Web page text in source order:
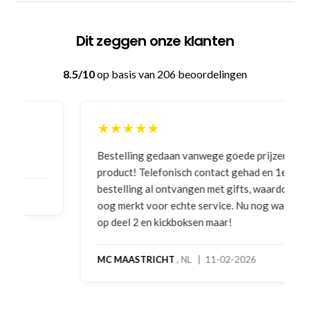
Dit zeggen onze klanten
8.5/10op basis van 206 beoordelingen
★★★★★
Bestelling gedaan vanwege goede prijzen en
product! Telefonisch contact gehad en 1e deel
bestelling al ontvangen met gifts, waardoor je
oog merkt voor echte service. Nu nog wachten
op deel 2 en kickboksen maar!
MC MAASTRICHT, NL | 11-02-2026